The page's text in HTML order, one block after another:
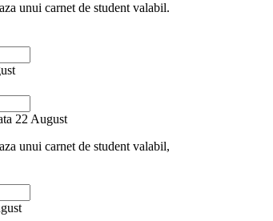
unui carnet de student valabil.
22 August
unui carnet de student valabil,